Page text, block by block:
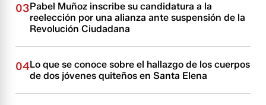
03Pabel Muñoz inscribe su candidatura a la
reelección por una alianza ante suspensión de la
Revolución Ciudadana
04Lo que se conoce sobre el hallazgo de los cuerpos
de dos jóvenes quiteños en Santa Elena